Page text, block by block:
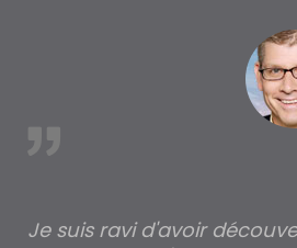
Je suis ravi d'avoir